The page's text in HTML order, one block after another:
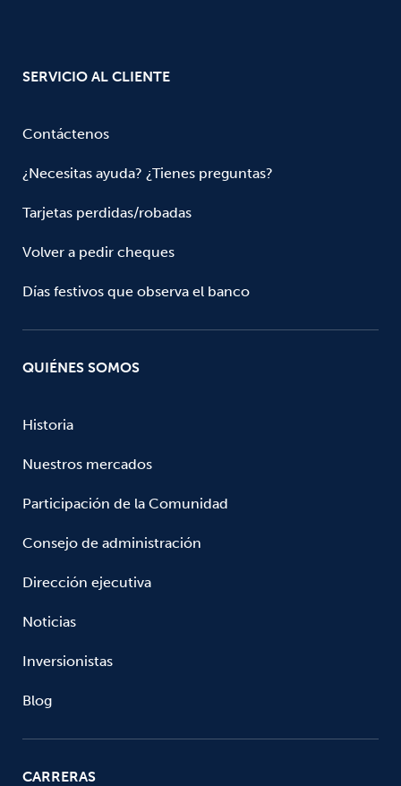
SERVICIO AL CLIENTE
Contáctenos
¿Necesitas ayuda? ¿Tienes preguntas?
Tarjetas perdidas/robadas
Volver a pedir cheques
Días festivos que observa el banco
QUIÉNES SOMOS
Historia
Nuestros mercados
Participación de la Comunidad
Consejo de administración
Dirección ejecutiva
Noticias
Inversionistas
Blog
CARRERAS